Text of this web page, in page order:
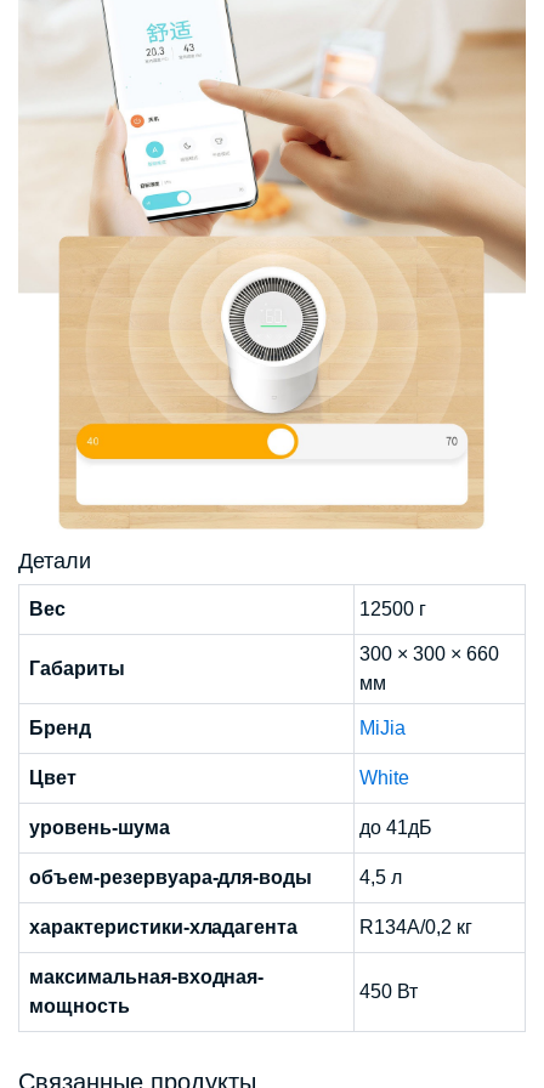
Детали
Вес 12500 г
Габариты
300 × 300 × 660
мм
Бренд MiJia
Цвет White
уровень-шума до 41дБ
объем-резервуара-для-воды 4,5 л
характеристики-хладагента R134A/0,2 кг
максимальная-входная-
мощность
450 Вт
Связанные продукты